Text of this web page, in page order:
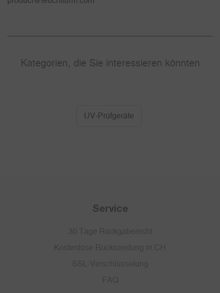
Kategorien, die Sie interessieren könnten
UV-Prüfgeräte
Service